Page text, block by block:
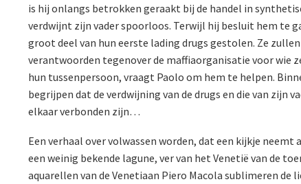
is hij onlangs betrokken geraakt bij de handel in
verdwijnt zijn vader spoorloos. Terwijl hij besluit hem te
groot deel van hun eerste lading drugs gestolen. Ze
verantwoorden tegenover de maffiaorganisatie voor wie
hun tussenpersoon, vraagt Paolo om hem te helpen.
begrijpen dat de verdwijning van de drugs en die van zijn
elkaar verbonden zijn…
Een verhaal over volwassen worden, dat een kijkje neemt
een weinig bekende lagune, ver van het Venetië van de
aquarellen van de Venetiaan Piero Macola sublimeren de